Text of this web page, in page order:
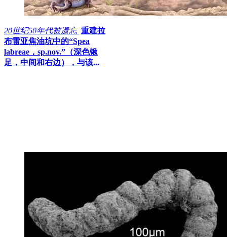
20世纪50年代被遗忘 重建拉
布雷亚焦油坑中的“Spea
labreae，sp.nov.”（深色锹
足，中间和右边），与该...